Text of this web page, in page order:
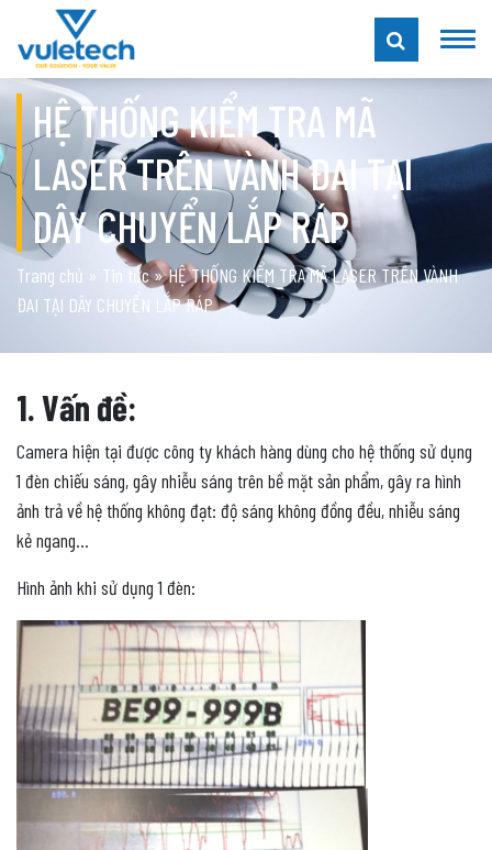
HỆ THỐNG KIỂM TRA MÃ
LASER TRÊN VÀNH ĐAI TẠI
DÂY CHUYỂN LẮP RÁP
Trang chủ » Tin tức»HỆ THỐNG KIỂM TRA MÃ LASER TRÊN VÀNH
ĐAI TẠI DÂY CHUYỂN LẮP RÁP
1. Vấn đề:
Camera hiện tại được công ty khách hàng dùng cho hệ thống sử dụng
1 đèn chiếu sáng, gây nhiễu sáng trên bề mặt sản phẩm, gây ra hình
ảnh trả về hệ thống không đạt: độ sáng không đồng đều, nhiễu sáng
kẻ ngang…
Hình ảnh khi sử dụng 1 đèn: